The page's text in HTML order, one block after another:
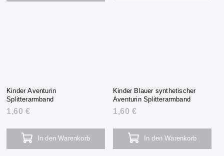
Kinder Aventurin
Splitterarmband
1,60 €
In den Warenkorb
Kinder Blauer synthetischer
Aventurin Splitterarmband
1,60 €
In den Warenkorb